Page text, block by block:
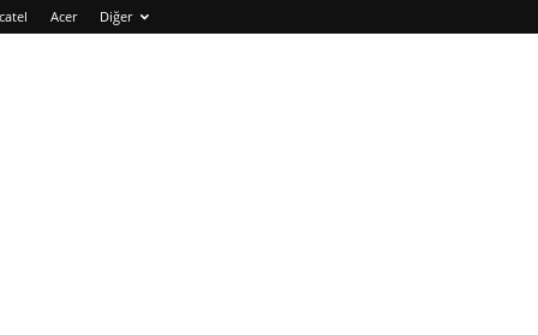
Acer Diğer